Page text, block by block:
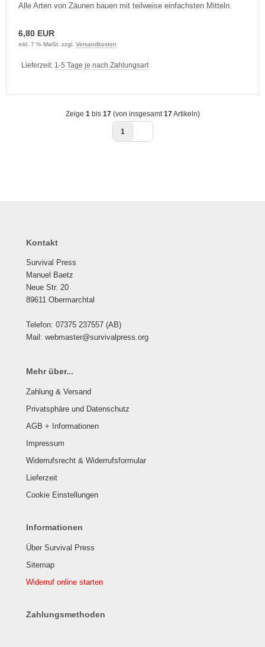
Alle Arten von Zäunen bauen mit teilweise einfachsten Mitteln.
6,80 EUR
inkl. 7 % MwSt. zzgl. Versandkosten
Lieferzeit: 1-5 Tage je nach Zahlungsart
Zeige 1bis 17(von insgesamt17Artikeln)
1
Kontakt
Survival Press
Manuel Baetz
Neue Str. 20
89611 Obermarchtal
Telefon: 07375 237557 (AB)
Mail: webmaster@survivalpress.org
Mehr über...
Zahlung & Versand
Privatsphäre und Datenschutz
AGB + Informationen
Impressum
Widerrufsrecht & Widerrufsformular
Lieferzeit
Cookie Einstellungen
Informationen
Über Survival Press
Sitemap
Widerruf online starten
Zahlungsmethoden